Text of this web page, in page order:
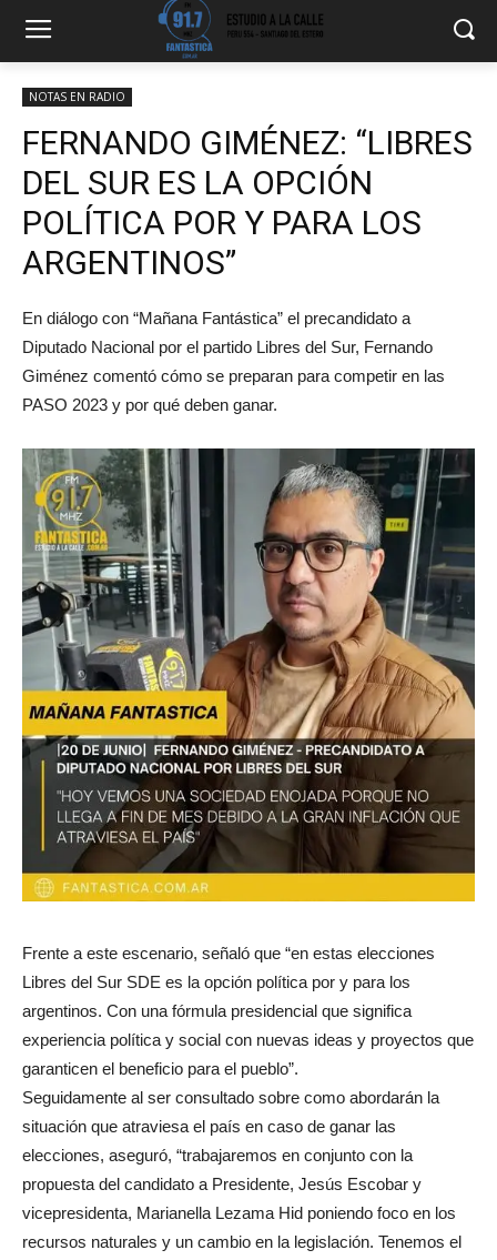
NOTAS EN RADIO
FERNANDO GIMÉNEZ: “LIBRES
DEL SUR ES LA OPCIÓN
POLÍTICA POR Y PARA LOS
ARGENTINOS”
En diálogo con “Mañana Fantástica” el precandidato a
Diputado Nacional por el partido Libres del Sur, Fernando
Giménez comentó cómo se preparan para competir en las
PASO 2023 y por qué deben ganar.
Frente a este escenario, señaló que “en estas elecciones
Libres del Sur SDE es la opción política por y para los
argentinos. Con una fórmula presidencial que significa
experiencia política y social con nuevas ideas y proyectos que
garanticen el beneficio para el pueblo”.
Seguidamente al ser consultado sobre como abordarán la
situación que atraviesa el país en caso de ganar las
elecciones, aseguró, “trabajaremos en conjunto con la
propuesta del candidato a Presidente, Jesús Escobar y
vicepresidenta, Marianella Lezama Hid poniendo foco en los
recursos naturales y un cambio en la legislación. Tenemos el